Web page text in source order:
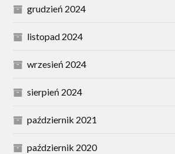
grudzień 2024
listopad 2024
wrzesień 2024
sierpień 2024
październik 2021
październik 2020